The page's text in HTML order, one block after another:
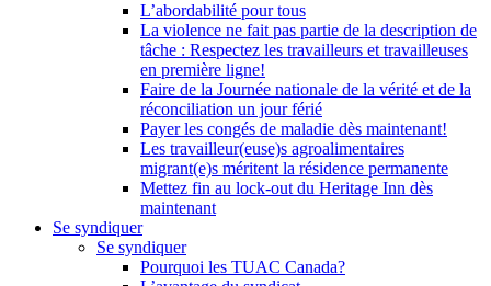
L’abordabilité pour tous
La violence ne fait pas partie de la description de
tâche : Respectez les travailleurs et travailleuses
en première ligne!
Faire de la Journée nationale de la vérité et de la
réconciliation un jour férié
Payer les congés de maladie dès maintenant!
Les travailleur(euse)s agroalimentaires
migrant(e)s méritent la résidence permanente
Mettez fin au lock-out du Heritage Inn dès
maintenant
Se syndiquer
Se syndiquer
Pourquoi les TUAC Canada?